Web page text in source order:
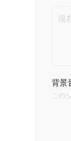
背景
この